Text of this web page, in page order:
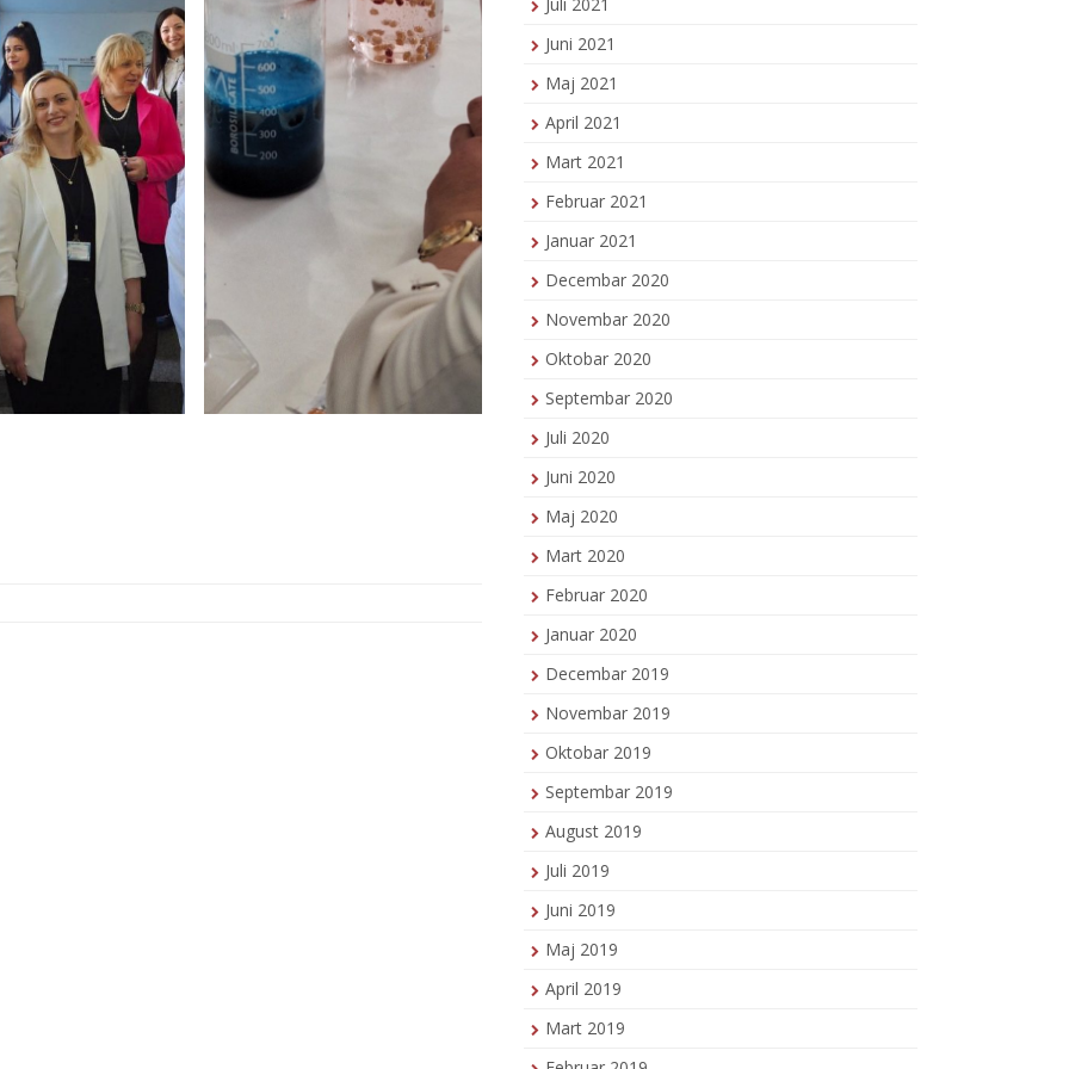
Juni 2021
Maj 2021
April 2021
Mart 2021
Februar 2021
Januar 2021
Decembar 2020
Novembar 2020
Oktobar 2020
Septembar 2020
Juli 2020
Juni 2020
Maj 2020
Mart 2020
Februar 2020
Januar 2020
Decembar 2019
Novembar 2019
Oktobar 2019
Septembar 2019
August 2019
Juli 2019
Juni 2019
Maj 2019
April 2019
Mart 2019